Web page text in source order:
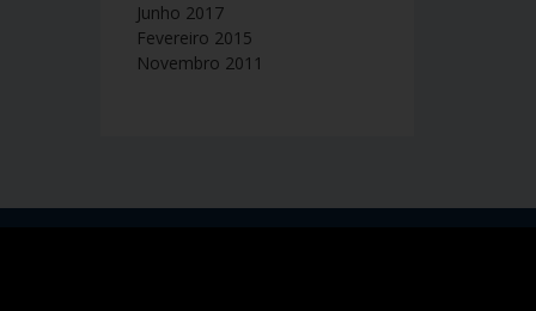
Junho 2017
Fevereiro 2015
Novembro 2011